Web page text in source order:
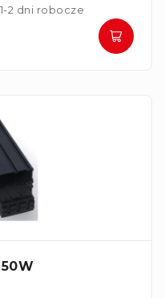
2 dni robocze